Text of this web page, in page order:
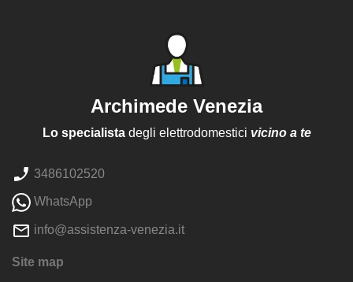
Archimede Venezia
Lo specialistadegli elettrodomestici vicino a te
3486102520
WhatsApp
info@assistenza-venezia.it
Site map